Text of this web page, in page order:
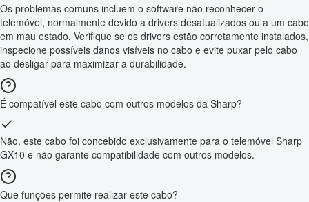
Os problemas comuns incluem o software não reconhecer o
telemóvel, normalmente devido a drivers desatualizados ou a um cabo
em mau estado. Verifique se os drivers estão corretamente instalados,
inspecione possíveis danos visíveis no cabo e evite puxar pelo cabo
ao desligar para maximizar a durabilidade.
É compatível este cabo com outros modelos da Sharp?
Não, este cabo foi concebido exclusivamente para o telemóvel Sharp
GX10 e não garante compatibilidade com outros modelos.
Que funções permite realizar este cabo?